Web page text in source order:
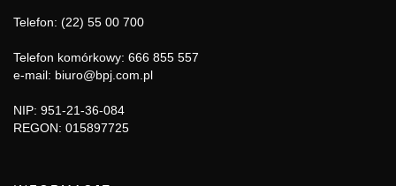
Telefon: (22) 55 00 700
Telefon komórkowy: 666 855 557
e-mail: biuro@bpj.com.pl
NIP: 951-21-36-084
REGON: 015897725